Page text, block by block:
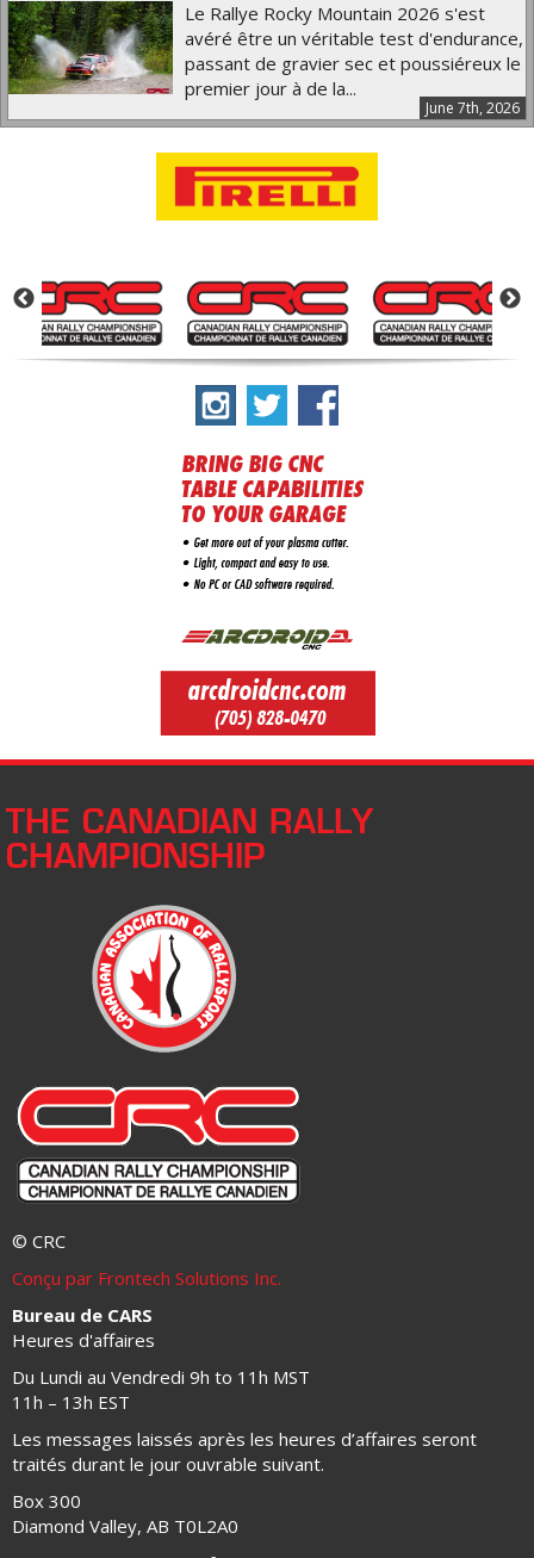
June 7th, 2026
Le Rallye Rocky Mountain 2026 s'est
avéré être un véritable test d'endurance,
passant de gravier sec et poussiéreux le
premier jour à de la...
THE CANADIAN RALLY
CHAMPIONSHIP
© CRC
Conçu par Frontech Solutions Inc.
Bureau de CARS
Heures d'affaires
Du Lundi au Vendredi 9h to 11h MST
11h – 13h EST
Les messages laissés après les heures d’affaires seront
traités durant le jour ouvrable suivant.
Box 300
Diamond Valley, AB T0L2A0